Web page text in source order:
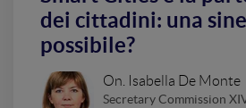
dei cittadini: una
possibile?
On. Isabella De Monte
Secretary Commission